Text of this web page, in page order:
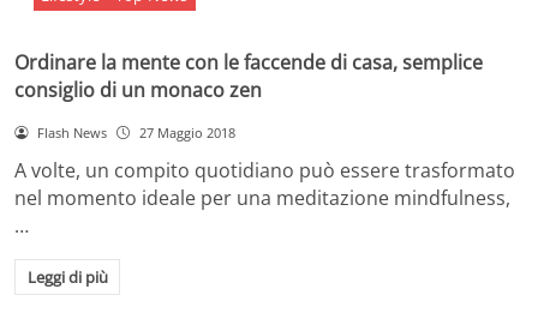
Ordinare la mente con le faccende di casa, semplice
consiglio di un monaco zen
Flash News 27 Maggio 2018
A volte, un compito quotidiano può essere trasformato
nel momento ideale per una meditazione mindfulness,
…
Leggi di più